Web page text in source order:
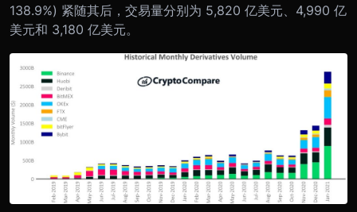
138.9%) 紧随其后，交易量分别为 5,820 亿美元、4,990 亿
美元和 3,180 亿美元。